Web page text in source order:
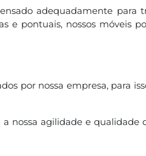
adequadamente para
e pontuais, nossos móveis
por nossa empresa, para
nossa agilidade e